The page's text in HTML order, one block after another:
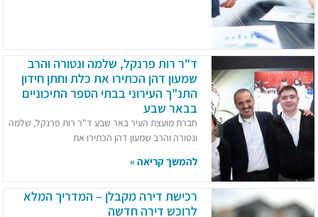
ד"ר רות פרנקל, שלמה ונטורה והרב
שמעון דהן הכתירו את כלת וחתן חידון
התנ"ך העירוני בבתי הספר התיכוניים
בבאר שבע
חברת מועצת העיר באר שבע ד"ר רות פרנקל, שלמה
ונטורה והרב שמעון דהן הכתירו את
להמשך קריאה »
רכישת דירה מקבלן – המדריך המלא
לרוכש דירה חדשה